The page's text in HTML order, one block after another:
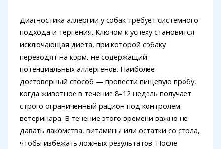
Диагностика аллергии у собак требует системного
подхода и терпения. Ключом к успеху становится
исключающая диета, при которой собаку
переводят на корм, не содержащий
потенциальных аллергенов. Наиболее
достоверный способ — провести пищевую пробу,
когда животное в течение 8–12 недель получает
строго ограниченный рацион под контролем
ветеринара. В течение этого времени важно не
давать лакомства, витамины или остатки со стола,
чтобы избежать ложных результатов. После